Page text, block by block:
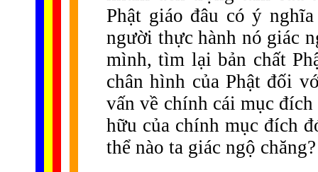
Phật giáo đâu có ý
người thực hành nó giác
mình, tìm lại bản chất
chân hình của Phật đối
vấn về chính cái mục
hữu của chính mục đích
thể nào ta giác ngộ chăng?